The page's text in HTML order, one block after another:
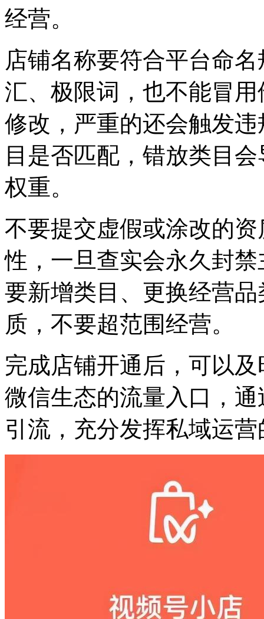
经营。
店铺名称要符合平台命
汇、极限词，也不能冒
修改，严重的还会触发
目是否匹配，错放类目
权重。
不要提交虚假或涂改的
性，一旦查实会永久封
要新增类目、更换经营
质，不要超范围经营。
完成店铺开通后，可以
微信生态的流量入口，通
引流，充分发挥私域运